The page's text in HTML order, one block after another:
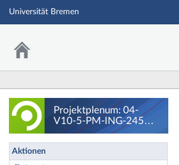
Universität Bremen
Projektplenum: 04-
V10-5-PM-ING-2459
Verfahrenstechnik der
Bierherstellung - Details
Aktionen